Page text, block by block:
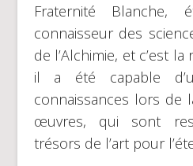
Fraternité Blanche,
connaisseur des
de l’Alchimie, et c’est
il a été capable
connaissances lors de
œuvres, qui sont
trésors de l’art pour